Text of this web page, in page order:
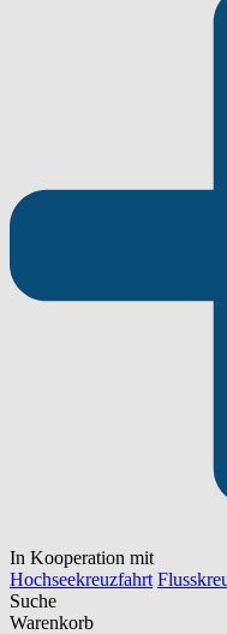
In Kooperation mit
Hochseekreuzfahrt
Suche
Warenkorb